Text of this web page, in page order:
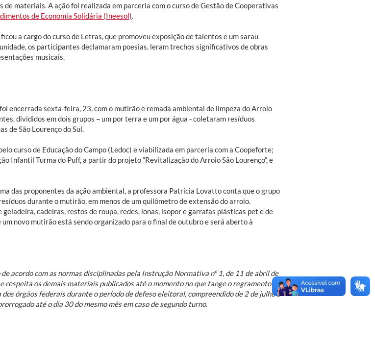
materiais. A ação foi realizada em parceria com o curso de Gestão de Cooperativas
de Economia Solidária (Ineesol)
a cargo do curso de Letras, que promoveu exposição de talentos e um sarau
os participantes declamaram poesias, leram trechos significativos de obras
musicais.
encerrada sexta-feira, 23, com o mutirão e remada ambiental de limpeza do Arroio
divididos em dois grupos – um por terra e um por água - coletaram resíduos
de São Lourenço do Sul.
curso de Educação do Campo (Ledoc) e viabilizada em parceria com a Coopeforte;
Infantil Turma do Puff, a partir do projeto “Revitalização do Arroio São Lourenço”, e
das proponentes da ação ambiental, a professora Patrícia Lovatto conta que o grupo
durante o mutirão, em menos de um quilômetro de extensão do arroio.
geladeira, cadeiras, restos de roupa, redes, lonas, isopor e garrafas plásticas pet e de
um novo mutirão está sendo organizado para o final de outubro e será aberto à
acordo com as normas disciplinadas pela Instrução Normativa nº 1, de 11 de abril de
respeita os demais materiais publicados até o momento no que tange o regramento
dos órgãos federais durante o período de defeso eleitoral, compreendido de 2 de julho a
até o dia 30 do mesmo mês em caso de segundo turno.